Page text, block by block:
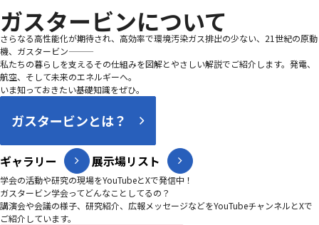
ガスタービンについて
さらなる高性能化が期待され、高効率で環境汚染ガス排出の少ない、21世紀の原動
機、ガスタービン―――
私たちの暮らしを支えるその仕組みを図解とやさしい解説でご紹介します。発電、
航空、そして未来のエネルギーへ。
いま知っておきたい基礎知識をぜひ。
ガスタービンとは？
ギャラリー 展示場リスト
学会の活動や研究の現場をYouTubeとXで発信中！
ガスタービン学会ってどんなことしてるの？
講演会や会議の様子、研究紹介、広報メッセージなどをYouTubeチャンネルとXで
ご紹介しています。